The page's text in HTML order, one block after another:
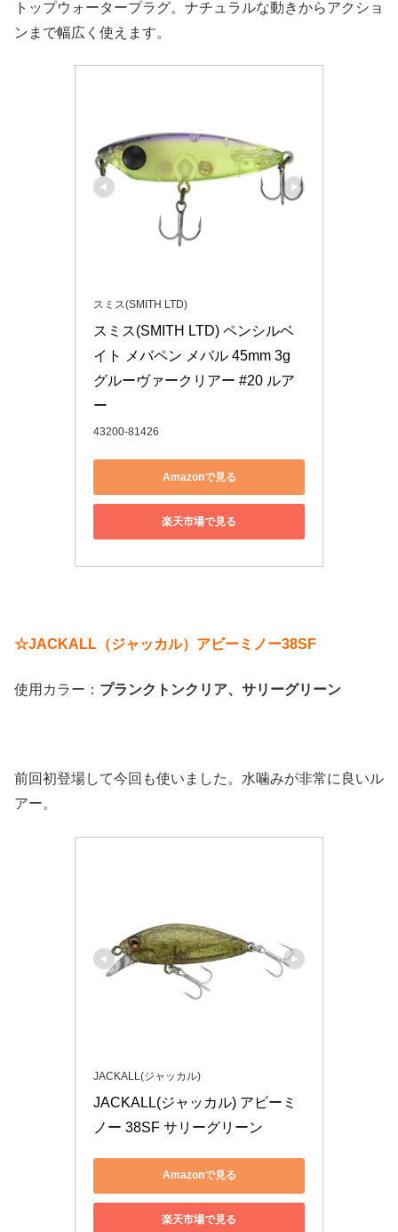
トップウォータープラグ。ナチュラルな動きからアクショ
ンまで幅広く使えます。
スミス(SMITH LTD)
スミス(SMITH LTD) ペンシルベ
イト メバペン メバル 45mm 3g
グルーヴァークリアー #20 ルア
ー
43200-81426
Amazonで見る
楽天市場で見る
☆JACKALL（ジャッカル）アビーミノー38SF
使用カラー： プランクトンクリア、 サリーグリーン
前回初登場して今回も使いました。水噛みが非常に良いル
アー。
JACKALL(ジャッカル)
JACKALL(ジャッカル) アビーミ
ノー 38SF サリーグリーン
Amazonで見る
楽天市場で見る